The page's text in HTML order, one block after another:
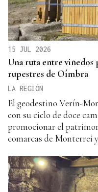
15 JUL 2026
Una ruta entre
rupestres de Oímbra
LA REGIÓN
El geodestino Verín-
con su ciclo de doce
promocionar el
comarcas de Monterrei